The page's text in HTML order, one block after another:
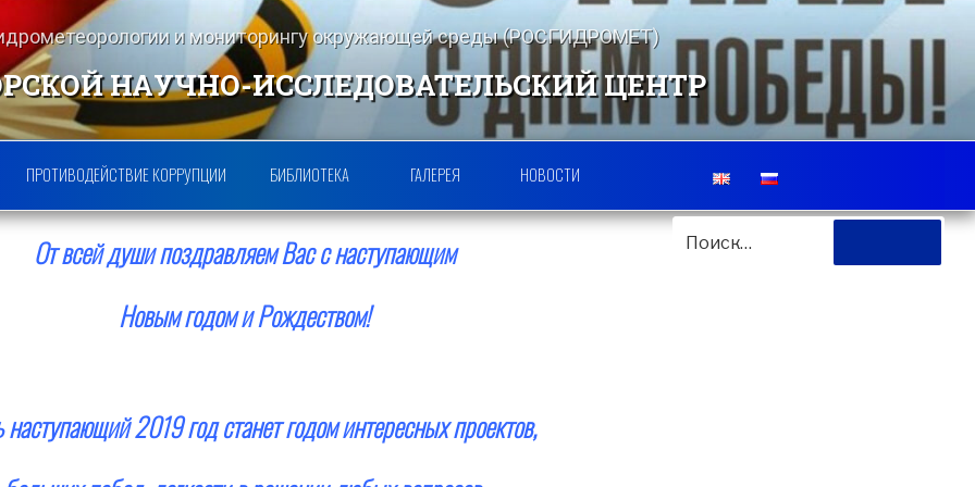
и мониторингу окружающей среды (РОСГИДРОМЕТ)
НАУЧНО-ИССЛЕДОВАТЕЛЬСКИЙ ЦЕНТР
ПРОТИВОДЕЙСТВИЕ КОРРУПЦИИ БИБЛИОТЕКА ГАЛЕРЕЯ НОВОСТИ
ИСКАТЬ:
От всей души поздравляем Вас с наступающим
Новым годом и Рождеством!
наступающий 2019 год станет годом интересных проектов,